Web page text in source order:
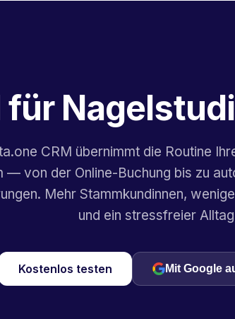
für
CRM übernimmt die Routine
— von der Online-Buchung bis zu
Mehr Stammkundinnen,
und ein stressfreier
Kostenlos testen Mit Google